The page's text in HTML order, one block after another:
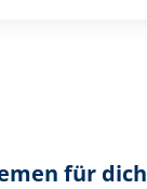
für dich